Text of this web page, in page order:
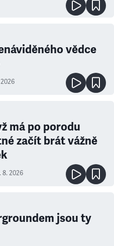
vědce
má po porodu
začít brát vážně
8. 2026
jsou ty